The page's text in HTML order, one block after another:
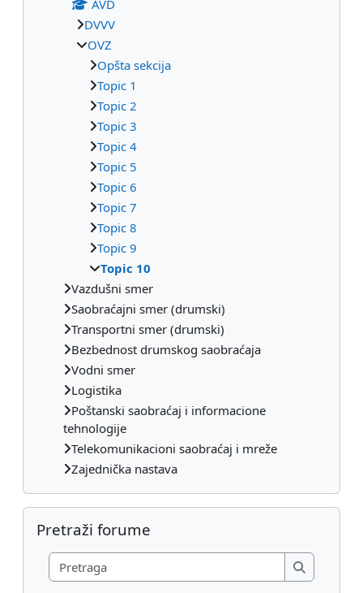
AVD
DVVV
OVZ
Opšta sekcija
Topic 1
Topic 2
Topic 3
Topic 4
Topic 5
Topic 6
Topic 7
Topic 8
Topic 9
Topic 10
Vazdušni smer
Saobraćajni smer (drumski)
Transportni smer (drumski)
Bezbednost drumskog saobraćaja
Vodni smer
Logistika
Poštanski saobraćaj i informacione
tehnologije
Telekomunikacioni saobraćaj i mreže
Zajednička nastava
Preskoči Pretraži forume
Pretraži forume
Pretraga
Pretraga